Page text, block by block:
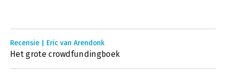
Recensie | Eric van Arendonk
Het grote crowdfundingboek